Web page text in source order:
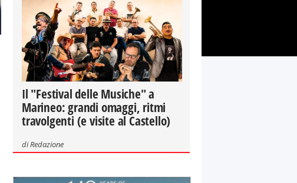
Il "Festival delle Musiche" a
Marineo: grandi omaggi, ritmi
travolgenti (e visite al Castello)
diRedazione